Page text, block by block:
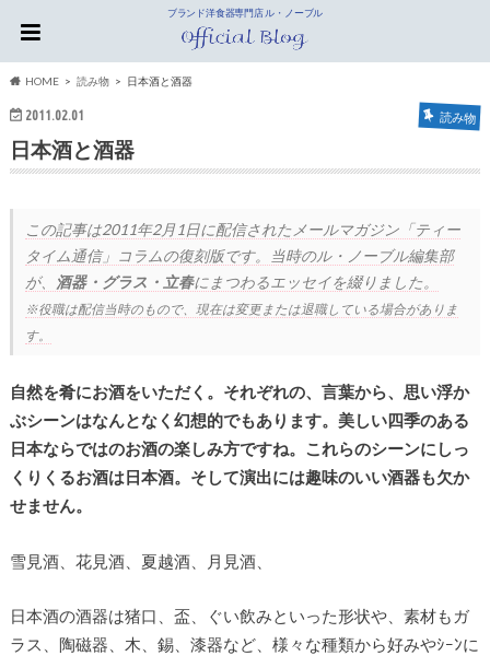
ブランド洋食器専門店 ル・ノーブル
HOME 読み物 日本酒と酒器
2011.02.01 読み物
日本酒と酒器
この記事は2011年2月1日に配信されたメールマガジン「ティー
タイム通信」コラムの復刻版です。当時のル・ノーブル編集部
が、
酒器・グラス・立春にまつわるエッセイを綴りました。
※役職は配信当時のもので、現在は変更または退職している場合がありま
す。
自然を肴にお酒をいただく。それぞれの、言葉から、思い浮か
ぶシーンはなんとなく幻想的でもあります。美しい四季のある
日本ならではのお酒の楽しみ方ですね。これらのシーンにしっ
くりくるお酒は日本酒。そして演出には趣味のいい酒器も欠か
せません。
雪見酒、花見酒、夏越酒、月見酒、
日本酒の酒器は猪口、盃、ぐい飲みといった形状や、素材もガ
ラス、陶磁器、木、錫、漆器など、様々な種類から好みやｼｰﾝに